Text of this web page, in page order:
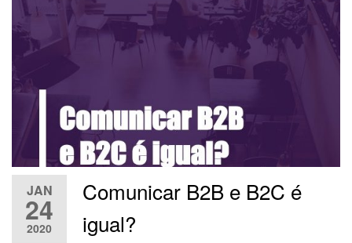
JAN
24
2020
Comunicar B2B e B2C é
igual?